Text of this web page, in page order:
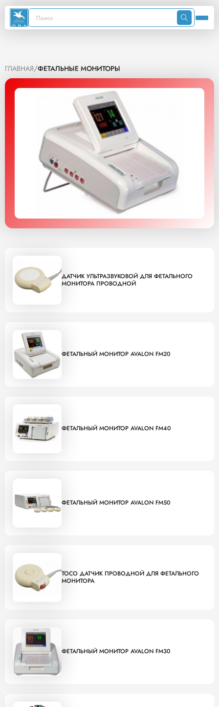
ГЛАВНАЯ/ФЕТАЛЬНЫЕ МОНИТОРЫ
ДАТЧИК УЛЬТРАЗВУКОВОЙ ДЛЯ ФЕТАЛЬНОГО
МОНИТОРА ПРОВОДНОЙ
ФЕТАЛЬНЫЙ МОНИТОР AVALON FM20
ФЕТАЛЬНЫЙ МОНИТОР AVALON FM40
ФЕТАЛЬНЫЙ МОНИТОР AVALON FM50
TOCO ДАТЧИК ПРОВОДНОЙ ДЛЯ ФЕТАЛЬНОГО
МОНИТОРА
ФЕТАЛЬНЫЙ МОНИТОР AVALON FM30